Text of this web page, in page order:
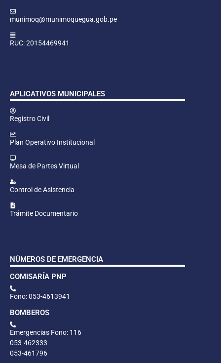
munimoq@munimoquegua.gob.pe
RUC: 20154469941
APLICATIVOS MUNICIPALES
Registro Civil
Plan Operativo Institucional
Mesa de Partes Virtual
Control de Asistencia
Trámite Documentario
NÚMEROS DE EMERGENCIA
COMISARÍA PNP
Fono: 053-4613941
BOMBEROS
Emergencias Fono: 116
053-462333
053-461796